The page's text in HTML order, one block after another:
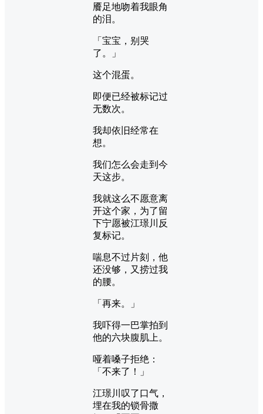
餍足地吻着我眼角
的泪。
「宝宝，别哭
了。」
这个混蛋。
即便已经被标记过
无数次。
我却依旧经常在
想。
我们怎么会走到今
天这步。
我就这么不愿意离
开这个家，为了留
下宁愿被江璟川反
复标记。
喘息不过片刻，他
还没够，又捞过我
的腰。
「再来。」
我吓得一巴掌拍到
他的六块腹肌上。
哑着嗓子拒绝：
「不来了！」
江璟川叹了口气，
埋在我的锁骨撒